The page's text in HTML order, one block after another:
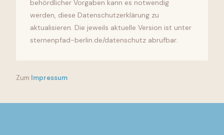
behördlicher Vorgaben kann es notwendig
werden, diese Datenschutzerklärung zu
aktualisieren. Die jeweils aktuelle Version ist unter
sternenpfad-berlin.de/datenschutz abrufbar.
Zum Impressum